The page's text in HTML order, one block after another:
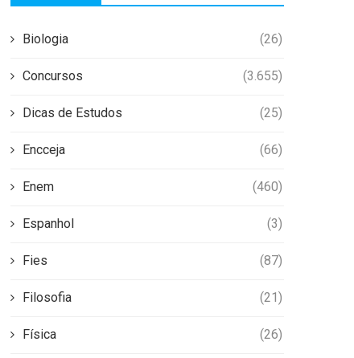
Biologia (26)
Concursos (3.655)
Dicas de Estudos (25)
Encceja (66)
Enem (460)
Espanhol (3)
Fies (87)
Filosofia (21)
Física (26)